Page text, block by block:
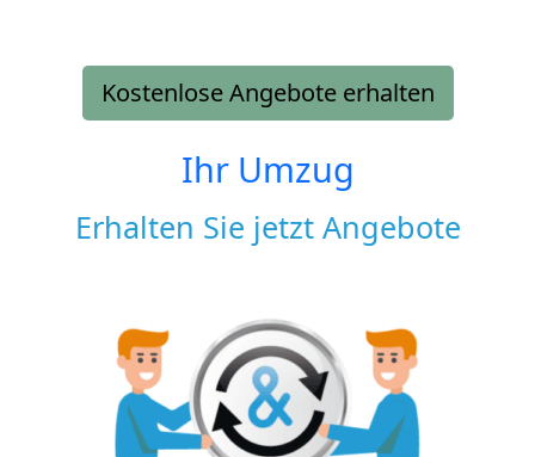
Kostenlose Angebote erhalten
Ihr Umzug
Erhalten Sie jetzt Angebote